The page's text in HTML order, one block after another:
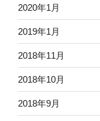
2020年1月
2019年1月
2018年11月
2018年10月
2018年9月